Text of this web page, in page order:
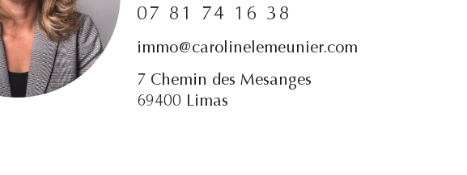
07 81 74 16 38
immo@carolinelemeunier.com
7 Chemin des Mesanges
69400 Limas